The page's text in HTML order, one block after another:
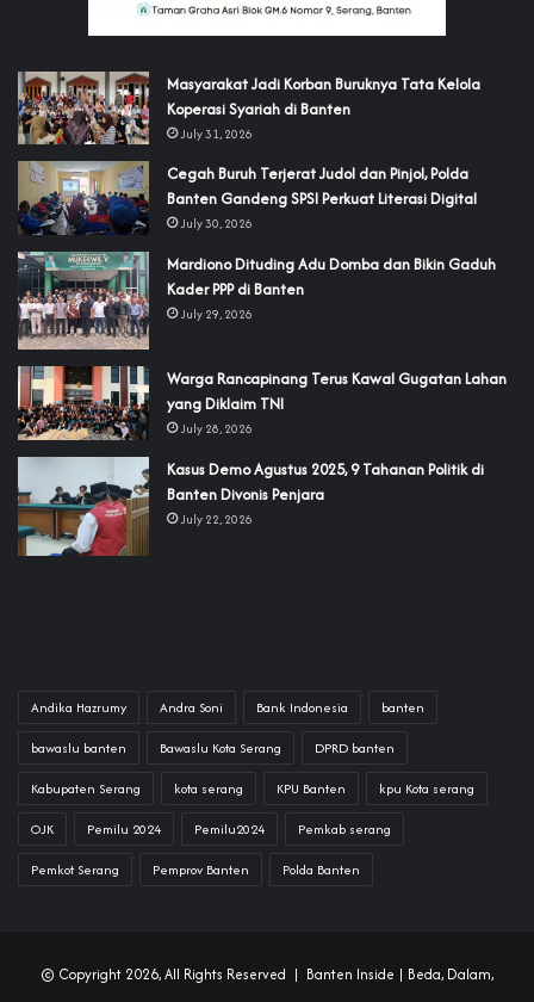
‎Masyarakat Jadi Korban Buruknya Tata Kelola
Koperasi Syariah di Banten
July 31, 2026
Cegah Buruh Terjerat Judol dan Pinjol, Polda
Banten Gandeng SPSI Perkuat Literasi Digital
July 30, 2026
‎Mardiono Dituding Adu Domba dan Bikin Gaduh
Kader PPP di Banten
July 29, 2026
‎Warga Rancapinang Terus Kawal Gugatan Lahan
yang Diklaim TNI‎‎
July 28, 2026
‎Kasus Demo Agustus 2025, 9 Tahanan Politik di
Banten Divonis Penjara
July 22, 2026
Andika Hazrumy Andra Soni Bank Indonesia banten
bawaslu banten Bawaslu Kota Serang DPRD banten
Kabupaten Serang kota serang KPU Banten kpu Kota serang
OJK Pemilu 2024 Pemilu2024 Pemkab serang
Pemkot Serang Pemprov Banten Polda Banten
© Copyright 2026, All Rights Reserved | Banten Inside | Beda, Dalam,